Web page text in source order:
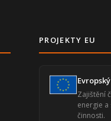
PROJEKTY EU
Zajištění
energie
činnosti.